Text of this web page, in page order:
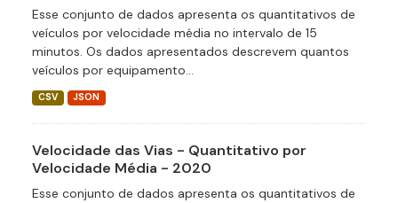
Esse conjunto de dados apresenta os quantitativos de
veículos por velocidade média no intervalo de 15
minutos. Os dados apresentados descrevem quantos
veículos por equipamento...
CSV JSON
Velocidade das Vias - Quantitativo por
Velocidade Média - 2020
Esse conjunto de dados apresenta os quantitativos de